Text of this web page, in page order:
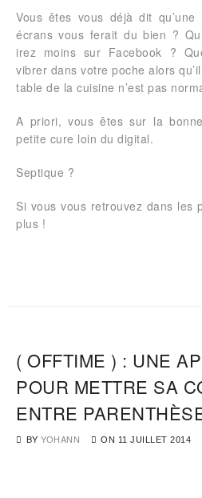
Vous êtes vous déjà dit
écrans vous ferait du bien ?
irez moins sur Facebook ?
vibrer dans votre poche alors
table de la cuisine n’est pas
A priori, vous êtes sur la
petite cure loin du digital.
Septique ?
Si vous vous retrouvez dans les
plus !
( OFFTIME ) : UNE
POUR METTRE SA
ENTRE
BY YOHANN ON 11 JUILLET 2014